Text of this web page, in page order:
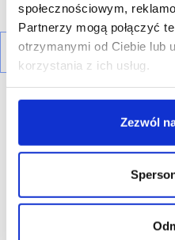
społecznościowym,
Partnerzy mogą połączyć
otrzymanymi od Ciebie lub
korzystania z ich usług.
Zezwól
R E K L A